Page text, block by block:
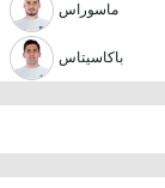
ماسوراس
باكاسيتاس